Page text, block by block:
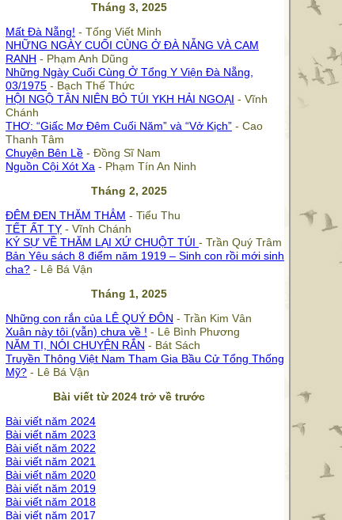
Tháng 3, 2025
Mất Đà Nẵng! - Tống Viết Minh
NHỮNG NGÀY CUỐI CÙNG Ở ĐÀ NẴNG VÀ CAM
RANH - Phạm Anh Dũng
Những Ngày Cuối Cùng Ở Tổng Y Viện Đà Nẵng,
03/1975- Bạch Thế Thức
HỘI NGỘ TÂN NIÊN BỎ TÚI YKH HẢI NGOẠI - Vĩnh
Chánh
THƠ: “Giấc Mơ Đêm Cuối Năm” và “Vở Kịch”- Cao
Thanh Tâm
Chuyện Bên Lề- Đồng Sĩ Nam
Nguồn Cội Xót Xa- Phạm Tín An Ninh
Tháng 2, 2025
ĐÊM ĐEN THĂM THẲM - Tiểu Thu
TẾT ẤT TỴ- Vĩnh Chánh
KÝ SỰ VỀ THĂM LẠI XỨ CHUỘT TÚI - Trần Quý Trâm
Bản Yêu sách 8 điểm năm 1919 – Sinh con rồi mới sinh
cha?- Lê Bá Vận
Tháng 1, 2025
Những con rắn của LÊ QUÝ ĐÔN - Trần Kim Vân
Xuân này tôi (vẫn) chưa về ! - Lê Bình Phương
NĂM TỊ, NÓI CHUYỆN RẮN - Bát Sách
Truyền Thông Việt Nam Tham Gia Bầu Cử Tổng Thống
Mỹ?- Lê Bá Vận
Bài viết từ 2024 trở về trước
Bài viết năm 2024
Bài viết năm 2023
Bài viết năm 2022
Bài viết năm 2021
Bài viết năm 2020
Bài viết năm 2019
Bài viết năm 2018
Bài viết năm 2017